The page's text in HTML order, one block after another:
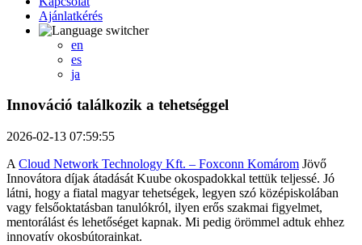
Ajánlatkérés
en
es
ja
Innováció találkozik a tehetséggel
2026-02-13 07:59:55
A Cloud Network Technology Kft. – Foxconn Komárom Jövő
Innovátora díjak átadását Kuube okospadokkal tettük teljessé. Jó
látni, hogy a fiatal magyar tehetségek, legyen szó középiskolában
vagy felsőoktatásban tanulókról, ilyen erős szakmai figyelmet,
mentorálást és lehetőséget kapnak. Mi pedig örömmel adtuk ehhez
innovatív okosbútorainkat.